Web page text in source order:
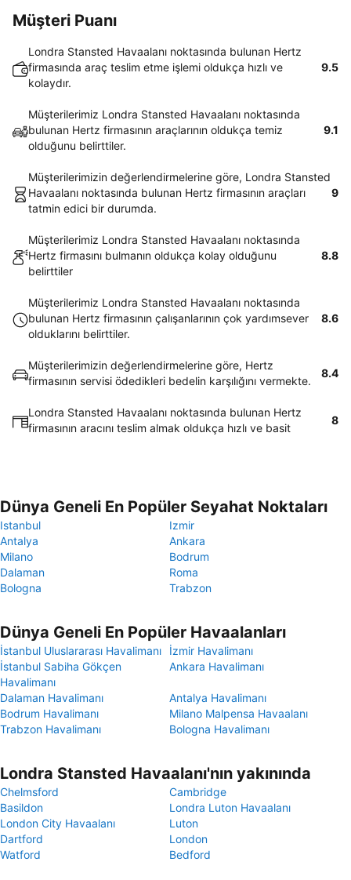
Müşteri Puanı
Londra Stansted Havaalanı noktasında bulunan Hertz
firmasında araç teslim etme işlemi oldukça hızlı ve
kolaydır.
9.5
Müşterilerimiz Londra Stansted Havaalanı noktasında
bulunan Hertz firmasının araçlarının oldukça temiz
olduğunu belirttiler.
9.1
Müşterilerimizin değerlendirmelerine göre, Londra Stansted
Havaalanı noktasında bulunan Hertz firmasının araçları
tatmin edici bir durumda.
9
Müşterilerimiz Londra Stansted Havaalanı noktasında
Hertz firmasını bulmanın oldukça kolay olduğunu
belirttiler
8.8
Müşterilerimiz Londra Stansted Havaalanı noktasında
bulunan Hertz firmasının çalışanlarının çok yardımsever
olduklarını belirttiler.
8.6
Müşterilerimizin değerlendirmelerine göre, Hertz
firmasının servisi ödedikleri bedelin karşılığını vermekte.
8.4
Londra Stansted Havaalanı noktasında bulunan Hertz
firmasının aracını teslim almak oldukça hızlı ve basit
8
Dünya Geneli En Popüler Seyahat Noktaları
Istanbul
Izmir
Antalya
Ankara
Milano
Bodrum
Dalaman
Roma
Bologna
Trabzon
Dünya Geneli En Popüler Havaalanları
İstanbul Uluslararası Havalimanı
İzmir Havalimanı
İstanbul Sabiha Gökçen
Havalimanı
Ankara Havalimanı
Dalaman Havalimanı
Antalya Havalimanı
Bodrum Havalimanı
Milano Malpensa Havaalanı
Trabzon Havalimanı
Bologna Havalimanı
Londra Stansted Havaalanı'nın yakınında
Chelmsford
Cambridge
Basildon
Londra Luton Havaalanı
London City Havaalanı
Luton
Dartford
London
Watford
Bedford